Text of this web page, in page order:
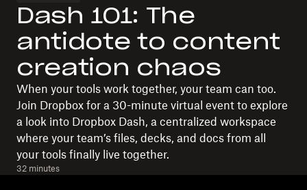
Dash 101: The
antidote to content
creation chaos
When your tools work together, your team can too.
Join Dropbox for a 30-minute virtual event to explore
a look into Dropbox Dash, a centralized workspace
where your team’s files, decks, and docs from all
your tools finally live together.
32 minutes